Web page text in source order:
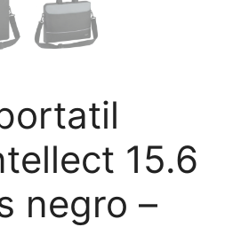
15.6
negro –